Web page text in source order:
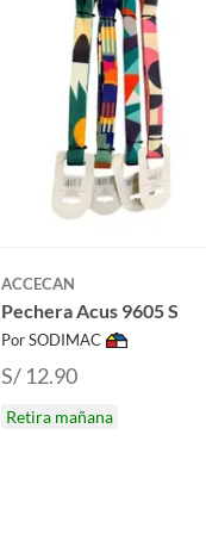
ACCECAN
Pechera Acus 9605 S
Por SODIMAC
S/ 12.90
Retira mañana